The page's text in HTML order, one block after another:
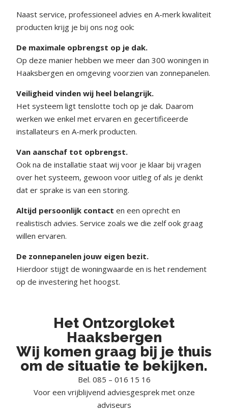
Naast service, professioneel advies en A-merk kwaliteit
producten krijg je bij ons nog ook:
De maximale opbrengst op je dak.
Op deze manier hebben we meer dan 300 woningen in
Haaksbergen en omgeving voorzien van zonnepanelen.
Veiligheid vinden wij heel belangrijk.
Het systeem ligt tenslotte toch op je dak. Daarom
werken we enkel met ervaren en gecertificeerde
installateurs en A-merk producten.
Van aanschaf tot opbrengst.
Ook na de installatie staat wij voor je klaar bij vragen
over het systeem, gewoon voor uitleg of als je denkt
dat er sprake is van een storing.
Altijd persoonlijk contact en een oprecht en
realistisch advies. Service zoals we die zelf ook graag
willen ervaren.
De zonnepanelen jouw eigen bezit.
Hierdoor stijgt de woningwaarde en is het rendement
op de investering het hoogst.
Het Ontzorgloket
Haaksbergen
Wij komen graag bij je thuis
om de situatie te bekijken.
Bel. 085 – 016 15 16
Voor een vrijblijvend adviesgesprek met onze
adviseurs